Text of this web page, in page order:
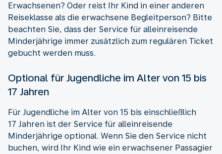
Erwachsenen? Oder reist Ihr Kind in einer anderen
Reiseklasse als die erwachsene Begleitperson? Bitte
beachten Sie, dass der Service für alleinreisende
Minderjährige immer zusätzlich zum regulären Ticket
gebucht werden muss.
Optional für Jugendliche im Alter von 15 bis
17 Jahren
Für Jugendliche im Alter von 15 bis einschließlich
17 Jahren ist der Service für alleinreisende
Minderjährige optional. Wenn Sie den Service nicht
buchen, wird Ihr Kind wie ein erwachsener Passagier